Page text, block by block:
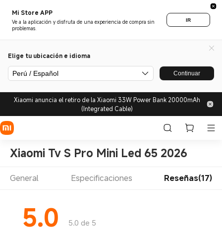
Mi Store APP
Ve a la aplicación y disfruta de una experiencia de compra sin
problemas.
IR
Elige tu ubicación e idioma
Perú / Español Continuar
Xiaomi anuncia el retiro de la Xiaomi 33W Power Bank 20000mAh
(Integrated Cable)
Xiaomi Tv S Pro Mini Led 65 2026
General Especificaciones Reseñas(17)
5.0 5.0 de 5